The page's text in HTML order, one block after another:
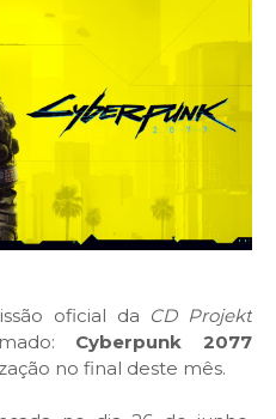
oficial da CD Projekt
Cyberpunk 2077
no final deste mês.